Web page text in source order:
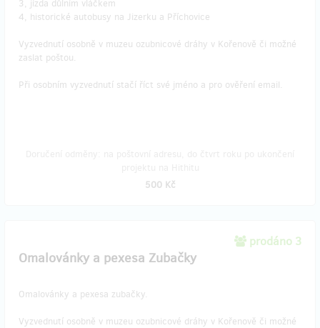
3, jízda důlním vláčkem
4, historické autobusy na Jizerku a Příchovice
Vyzvednutí osobně v muzeu ozubnicové dráhy v Kořenově či možné
zaslat poštou.
Při osobním vyzvednutí stačí říct své jméno a pro ověření email.
500 Kč
prodáno 3
Omalovánky a pexesa Zubačky
Omalovánky a pexesa zubačky.
Vyzvednutí osobně v muzeu ozubnicové dráhy v Kořenově či možné